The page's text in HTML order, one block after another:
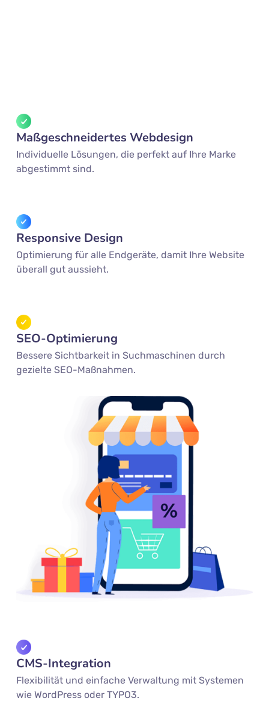
Maßgeschneidertes Webdesign
Individuelle Lösungen, die perfekt auf Ihre Marke
abgestimmt sind.
Responsive Design
Optimierung für alle Endgeräte, damit Ihre Website
überall gut aussieht.
SEO-Optimierung
Bessere Sichtbarkeit in Suchmaschinen durch
gezielte SEO-Maßnahmen.
CMS-Integration
Flexibilität und einfache Verwaltung mit Systemen
wie WordPress oder TYPO3.